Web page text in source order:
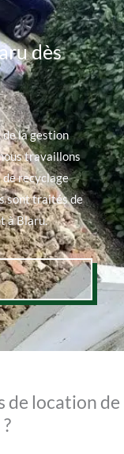
dès
de la gestion
travaillons
recyclage
sont traités de
à Blaru.
de location de